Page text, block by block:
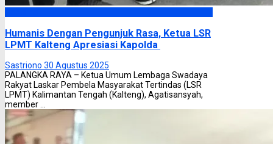
Humanis Dengan Pengunjuk Rasa, Ketua LSR
LPMT Kalteng Apresiasi Kapolda
Sastriono 30 Agustus 2025
PALANGKA RAYA – Ketua Umum Lembaga Swadaya
Rakyat Laskar Pembela Masyarakat Tertindas (LSR
LPMT) Kalimantan Tengah (Kalteng), Agatisansyah,
member ...